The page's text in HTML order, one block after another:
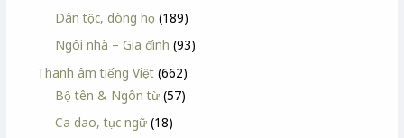
Dân tộc, dòng họ (189)
Ngôi nhà – Gia đình (93)
Thanh âm tiếng Việt (662)
Bộ tên & Ngôn từ (57)
Ca dao, tục ngữ (18)